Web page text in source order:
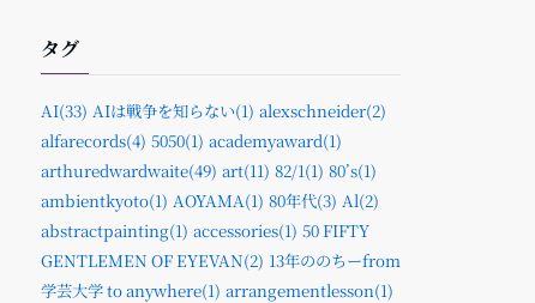
タグ
AI(33) AIは戦争を知らない(1) alexschneider(2)
alfarecords(4) 5050(1) academyaward(1)
arthuredwardwaite(49) art(11) 82/1(1) 80’s(1)
ambientkyoto(1) AOYAMA(1) 80年代(3) Al(2)
abstractpainting(1) accessories(1) 50 FIFTY
GENTLEMEN OF EYEVAN(2) 13年ののちーfrom
学芸大学 to anywhere(1) arrangementlesson(1)